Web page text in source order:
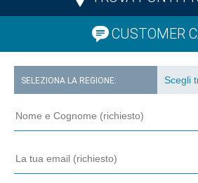
CUSTOMER
SELEZIONA LA REGIONE: